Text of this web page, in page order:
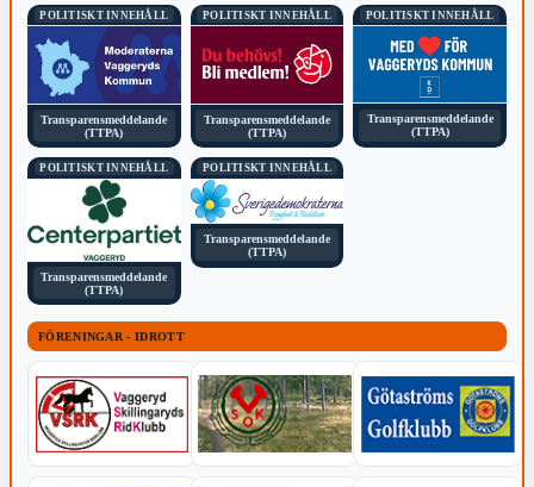
POLITISKT INNEHÅLL
Transparensmeddelande
(TTPA)
POLITISKT INNEHÅLL
Transparensmeddelande
(TTPA)
POLITISKT INNEHÅLL
Transparensmeddelande
(TTPA)
POLITISKT INNEHÅLL
Transparensmeddelande
(TTPA)
POLITISKT INNEHÅLL
Transparensmeddelande
(TTPA)
FÖRENINGAR - IDROTT